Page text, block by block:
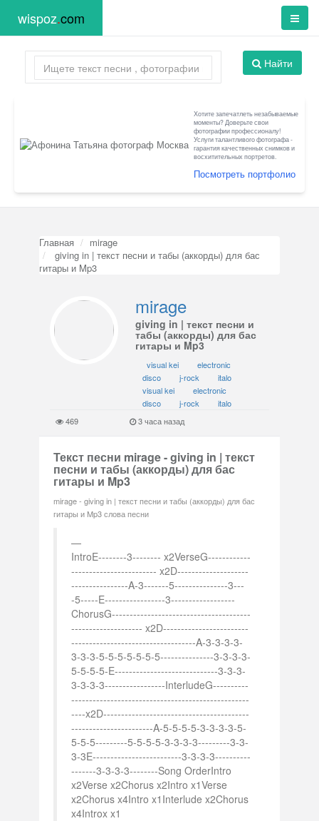
wispoz.com
Найти
Хотите запечатлеть незабываемые
моменты? Доверьте свои
фотографии профессионалу!
Услуги талантливого фотографа -
гарантия качественных снимков и
восхитительных портретов.
Посмотреть портфолио
Главная
mirage
giving in | текст песни и табы (аккорды) для бас
гитары и Mp3
mirage
giving in | текст песни и
табы (аккорды) для бас
гитары и Mp3
visual kei
electronic
disco
j-rock
italo
visual kei
electronic
disco
j-rock
italo
469
3 часа назад
Текст песни mirage - giving in | текст
песни и табы (аккорды) для бас
гитары и Mp3
mirage - giving in | текст песни и табы (аккорды) для бас
гитары и Mp3 слова песни
IntroE--------3-------- x2VerseG------------
------------------------ x2D--------------------
----------------A-3-------5---------------3---
-5-----E-----------------3------------------
ChorusG---------------------------------------
-------------------- x2D------------------------
-----------------------------------A-3-3-3-3-
3-3-3-5-5-5-5-5-5-5---------------3-3-3-3-
5-5-5-5-E-----------------------------3-3-3-
3-3-3-3-----------------InterludeG----------
--------------------------------------------------
----x2D-----------------------------------------
-----------------------A-5-5-5-5-3-3-3-3-5-
5-5-5---------5-5-5-5-3-3-3-3---------3-3-
3-3E-------------------------3-3-3-3----------
-------3-3-3-3--------Song OrderIntro
x2Verse x2Chorus x2Intro x1Verse
x2Chorus x4Intro x1Interlude x2Chorus
x4Introx x1